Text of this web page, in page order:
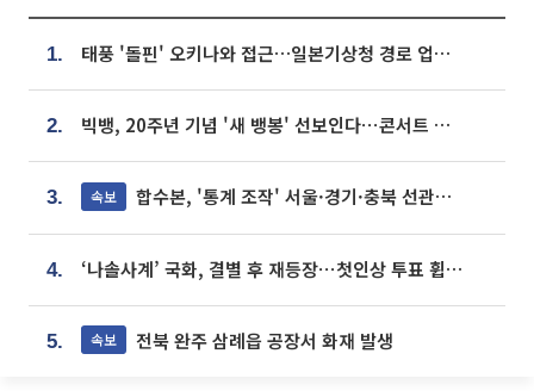
1. 태풍 '돌핀' 오키나와 접근…일본기상청 경로 업데이트
2. 빅뱅, 20주년 기념 '새 뱅봉' 선보인다⋯콘서트 앞두고 팝업 개최
3. 속보 합수본, '통계 조작' 서울·경기·충북 선관위 등 추가 압수수색
4. ‘나솔사계’ 국화, 결별 후 재등장⋯첫인상 투표 휩쓸고 ‘인기녀’ 등극
5. 속보 전북 완주 삼례읍 공장서 화재 발생